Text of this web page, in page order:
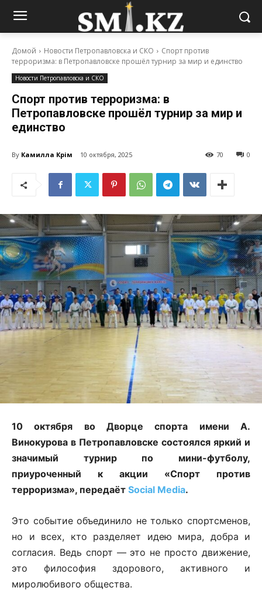
Домой Новости Петропавловска и СКО
Спорт против
терроризма: в Петропавловске прошёл турнир за мир и единство
Новости Петропавловска и СКО
Спорт против терроризма: в
Петропавловске прошёл турнир за мир и
единство
By Камилла Кәрім 10 октября, 2025 0
70
10 октября во Дворце спорта имени А.
Винокурова в Петропавловске состоялся яркий и
значимый турнир по мини-футболу,
приуроченный к акции «Спорт против
терроризма», передаёт Social Media.
Это событие объединило не только спортсменов,
но и всех, кто разделяет идею мира, добра и
согласия. Ведь спорт — это не просто движение,
это философия здорового, активного и
миролюбивого общества.